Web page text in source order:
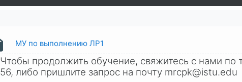
МУ по выполнению ЛР1Страница
Чтобы продолжить обучение, свяжитесь с нами
56, либо пришлите запрос на почту mrcpk@istu.edu